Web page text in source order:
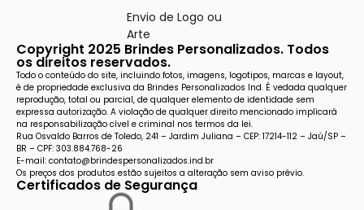
Envio de Logo ou
Arte
Copyright 2025 Brindes Personalizados. Todos
os direitos reservados.
Todo o conteúdo do site, incluindo fotos, imagens, logotipos, marcas e layout,
é de propriedade exclusiva da Brindes Personalizados Ind. É vedada qualquer
reprodução, total ou parcial, de qualquer elemento de identidade sem
expressa autorização. A violação de qualquer direito mencionado implicará
na responsabilização cível e criminal nos termos da lei.
Rua Osvaldo Barros de Toledo, 241 – Jardim Juliana – CEP: 17214-112 – Jaú/SP –
BR – CPF: 303.884.768-26
E-mail: contato@brindespersonalizados.ind.br
Os preços dos produtos estão sujeitos a alteração sem aviso prévio.
Certificados de Segurança